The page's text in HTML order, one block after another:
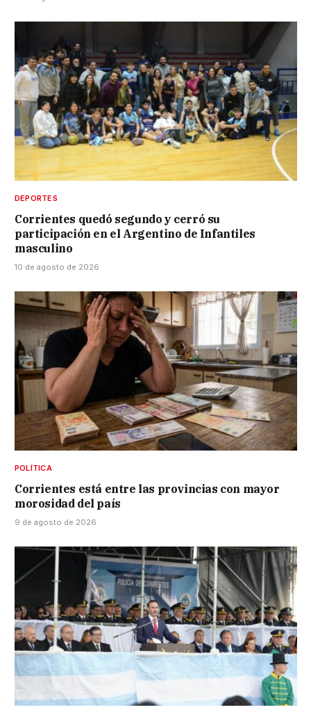
DEPORTES
Corrientes quedó segundo y cerró su
participación en el Argentino de Infantiles
masculino
10 de agosto de 2026
POLÍTICA
Corrientes está entre las provincias con mayor
morosidad del país
9 de agosto de 2026